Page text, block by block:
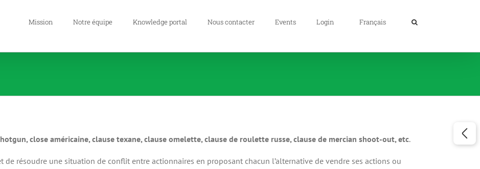
Mission Notre équipe Knowledge portal Nous contacter Events Login Français
close américaine, clause texane, clause omelette, clause de roulette russe, clause de mercian shoot-out, etc.
de résoudre une situation de conflit entre actionnaires en proposant chacun l’alternative de vendre ses actions ou